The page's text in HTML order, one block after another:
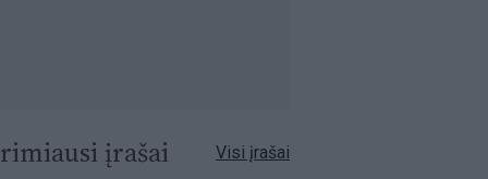
įrašai Visi įrašai